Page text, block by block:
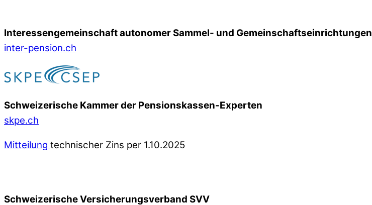
Interessengemeinschaft autonomer Sammel- und Gemeinschafts­einrichtungen
inter-pension.ch
Schweizerische Kammer der Pensionskassen-Experten
skpe.ch
Mitteilung technischer Zins per 1.10.2025
Schweizerische Versicherungsverband SVV